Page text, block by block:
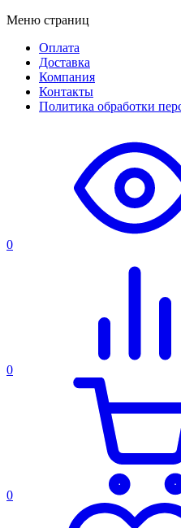
Меню страниц
Оплата
Доставка
Компания
Контакты
Политика обработки
0
0
0